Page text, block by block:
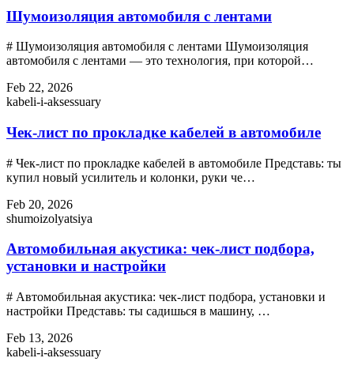
Шумоизоляция автомобиля с лентами
# Шумоизоляция автомобиля с лентами Шумоизоляция
автомобиля с лентами — это технология, при которой…
Feb 22, 2026
kabeli-i-aksessuary
Чек-лист по прокладке кабелей в автомобиле
# Чек-лист по прокладке кабелей в автомобиле Представь: ты
купил новый усилитель и колонки, руки че…
Feb 20, 2026
shumoizolyatsiya
Автомобильная акустика: чек-лист подбора,
установки и настройки
# Автомобильная акустика: чек-лист подбора, установки и
настройки Представь: ты садишься в машину, …
Feb 13, 2026
kabeli-i-aksessuary